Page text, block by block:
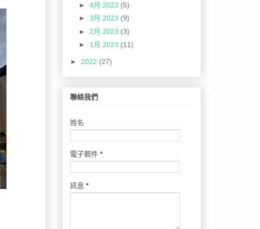
► 4月 2023 (5)
► 3月 2023 (9)
► 2月 2023 (3)
► 1月 2023 (11)
► 2022 (27)
聯絡我們
姓名
電子郵件 *
訊息 *